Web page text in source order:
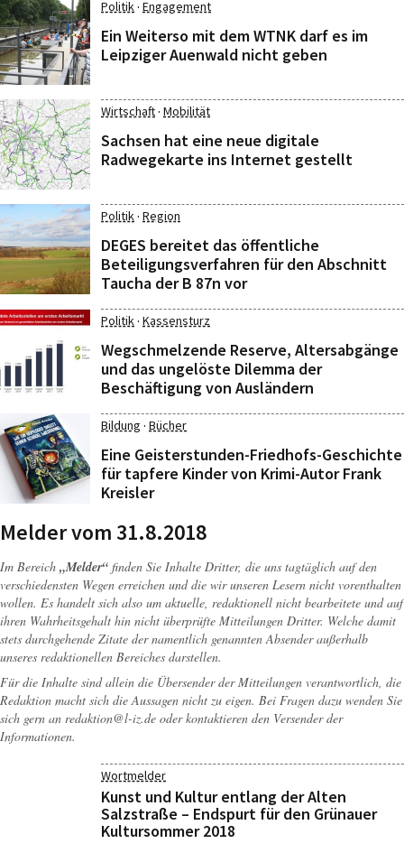
Politik· Engagement
Ein Weiterso mit dem WTNK darf es im
Leipziger Auenwald nicht geben
Wirtschaft· Mobilität
Sachsen hat eine neue digitale
Radwegekarte ins Internet gestellt
Politik· Region
DEGES bereitet das öffentliche
Beteiligungsverfahren für den Abschnitt
Taucha der B 87n vor
Politik· Kassensturz
Wegschmelzende Reserve, Altersabgänge
und das ungelöste Dilemma der
Beschäftigung von Ausländern
Bildung · Bücher
Eine Geisterstunden-Friedhofs-Geschichte
für tapfere Kinder von Krimi-Autor Frank
Kreisler
Melder vom 31.8.2018
Im Bereich „Melder“ finden Sie Inhalte Dritter, die uns tagtäglich auf den
verschiedensten Wegen erreichen und die wir unseren Lesern nicht vorenthalten
wollen. Es handelt sich also um aktuelle, redaktionell nicht bearbeitete und auf
ihren Wahrheitsgehalt hin nicht überprüfte Mitteilungen Dritter. Welche damit
stets durchgehende Zitate der namentlich genannten Absender außerhalb
unseres redaktionellen Bereiches darstellen.
Für die Inhalte sind allein die Übersender der Mitteilungen verantwortlich, die
Redaktion macht sich die Aussagen nicht zu eigen. Bei Fragen dazu wenden Sie
sich gern an redaktion@l-iz.de oder kontaktieren den Versender der
Informationen.
Wortmelder
Kunst und Kultur entlang der Alten
Salzstraße – Endspurt für den Grünauer
Kultursommer 2018